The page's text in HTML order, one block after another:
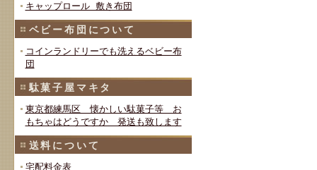
キャップロール 敷き布団
ベビー布団について
コインランドリーでも洗えるベビー布
団
駄菓子屋マキタ
東京都練馬区 懐かしい駄菓子等 お
もちゃはどうですか 発送も致します
送料について
宅配料金表